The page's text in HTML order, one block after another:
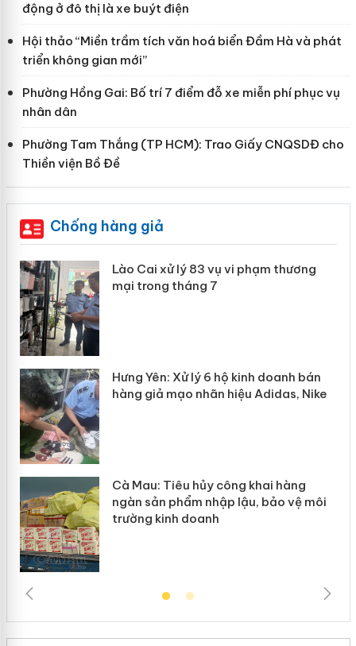
động ở đô thị là xe buýt điện
Hội thảo “Miền trầm tích văn hoá biển Đầm Hà và phát
triển không gian mới”
Phường Hồng Gai: Bố trí 7 điểm đỗ xe miễn phí phục vụ
nhân dân
Phường Tam Thắng (TP HCM): Trao Giấy CNQSDĐ cho
Thiền viện Bồ Đề
Chống hàng giả
Lào Cai xử lý 83 vụ vi phạm thương
mại trong tháng 7
Hưng Yên: Xử lý 6 hộ kinh doanh bán
hàng giả mạo nhãn hiệu Adidas, Nike
Cà Mau: Tiêu hủy công khai hàng
ngàn sản phẩm nhập lậu, bảo vệ môi
trường kinh doanh